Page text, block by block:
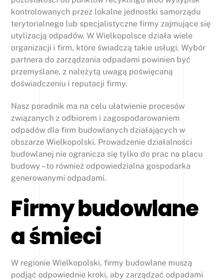
kontrolowanych przez lokalne jednostki samorządu
terytorialnego lub specjalistyczne firmy zajmujące się
utylizacją odpadów. W Wielkopolsce działa wiele
organizacji i firm, które świadczą takie usługi. Wybór
partnera do zarządzania odpadami powinien być
przemyślane, z należytą uwagą poświęcaną
doświadczeniu i reputacji firmy.
Nasz poradnik ma na celu ułatwienie procesów
związanych z odbiorem i zagospodarowaniem
odpadów dla firm budowlanych działających w
obszarze Wielkopolski. Prowadzenie działalności
budowlanej nie ogranicza się tylko do prac na placu
budowy – to również odpowiedzialna gospodarka
generowanymi odpadami.
Firmy budowlane
a śmieci
W regionie Wielkopolski, firmy budowlane muszą
podjąć odpowiednie kroki, aby zarządzać odpadami